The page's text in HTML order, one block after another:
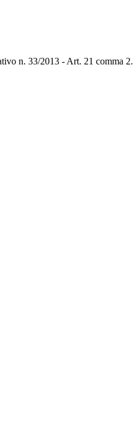
n. 33/2013 - Art. 21 comma 2.